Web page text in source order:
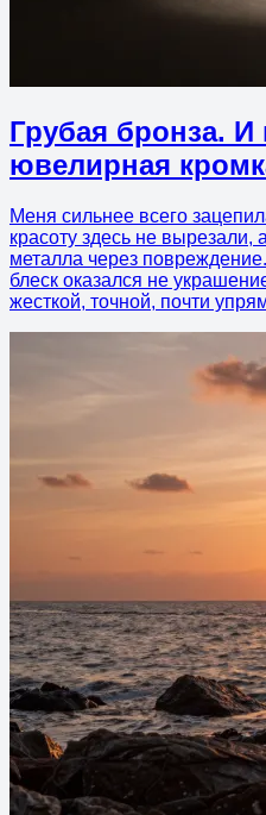
Грубая бронза.
ювелирная
Меня сильнее всего
красоту здесь не вырезали,
металла через
блеск оказался не
жесткой, точной, почти